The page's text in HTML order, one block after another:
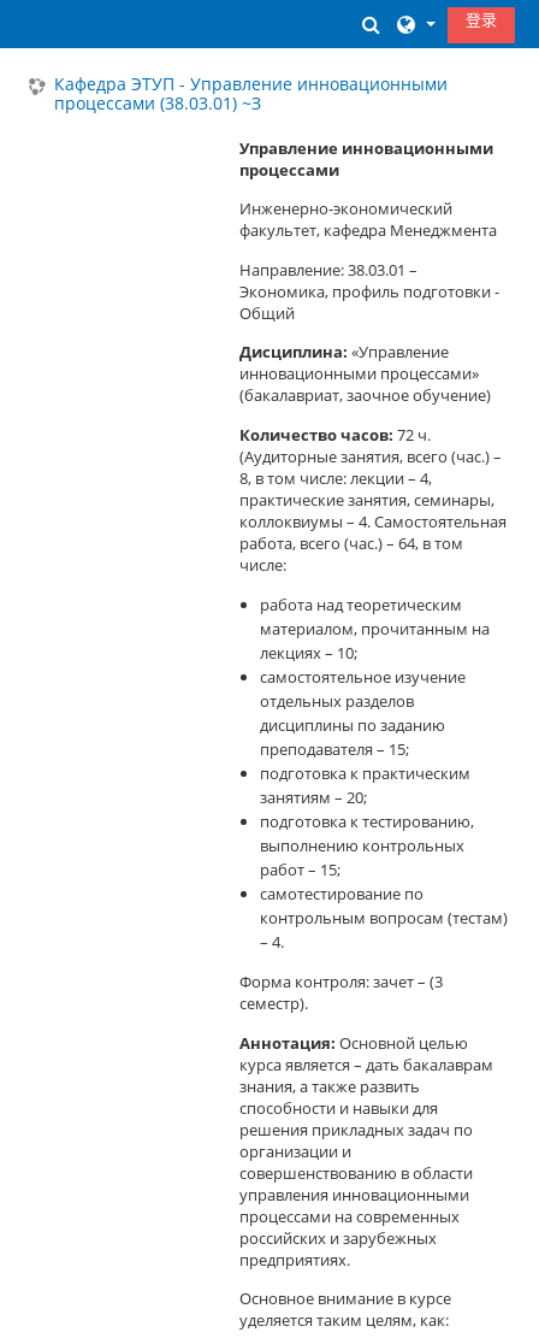
切换搜索输入
登录
Кафедра ЭТУП - Управление инновационными
процессами (38.03.01) ~З
Управление инновационными
процессами
Инженерно-экономический
факультет, кафедра Менеджмента
Направление: 38.03.01 –
Экономика, профиль подготовки -
Общий
Дисциплина: «Управление
инновационными процессами»
(бакалавриат, заочное обучение)
Количество часов: 72 ч.
(Аудиторные занятия, всего (час.) –
8, в том числе: лекции – 4,
практические занятия, семинары,
коллоквиумы – 4. Самостоятельная
работа, всего (час.) – 64, в том
числе:
работа над теоретическим
материалом, прочитанным на
лекциях – 10;
самостоятельное изучение
отдельных разделов
дисциплины по заданию
преподавателя – 15;
подготовка к практическим
занятиям – 20;
подготовка к тестированию,
выполнению контрольных
работ – 15;
самотестирование по
контрольным вопросам (тестам)
– 4.
Форма контроля: зачет – (3
семестр).
Аннотация: Основной целью
курса является – дать бакалаврам
знания, а также развить
способности и навыки для
решения прикладных задач по
организации и
совершенствованию в области
управления инновационными
процессами на современных
российских и зарубежных
предприятиях.
Основное внимание в курсе
уделяется таким целям, как: